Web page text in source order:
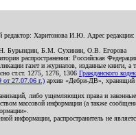
Харитонова И.Ю. Адрес редакции:
Бурындин, Б.М. Сухинин, О.В. Егорова
распространения: Российская
газет и журналов, изданные книги, а
ст.ст. 1275, 1276, 1306 Гражданского
от 27.07.06 г.) архив «Дебри-ДВ», хранящий
либо ущемляющих права и
массовой информации (а также
информации, распространитель не